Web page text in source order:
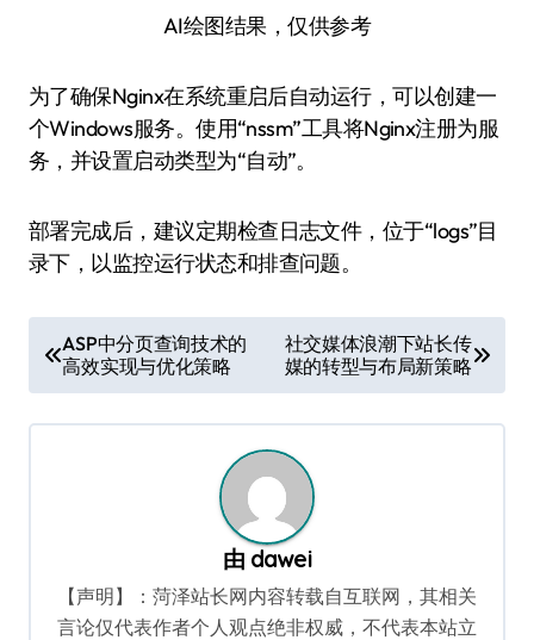
AI绘图结果，仅供参考
为了确保Nginx在系统重启后自动运行，可以创建一
个Windows服务。使用“nssm”工具将Nginx注册为服
务，并设置启动类型为“自动”。
部署完成后，建议定期检查日志文件，位于“logs”目
录下，以监控运行状态和排查问题。
章
导
ASP中分页查询技术的
高效实现与优化策略
社交媒体浪潮下站长传
媒的转型与布局新策略
由 dawei
【声明】：菏泽站长网内容转载自互联网，其相关
言论仅代表作者个人观点绝非权威，不代表本站立